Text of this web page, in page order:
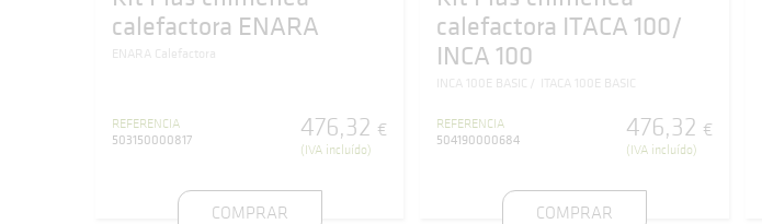
calefactora ENARA
ENARA Calefactora
REFERENCIA
503150000817
476,32 €
(IVA incluído)
COMPRAR
calefactora ITACA 100/
INCA 100
INCA 100E BASIC ITACA 100E BASIC
REFERENCIA
504190000684
476,32 €
(IVA incluído)
COMPRAR